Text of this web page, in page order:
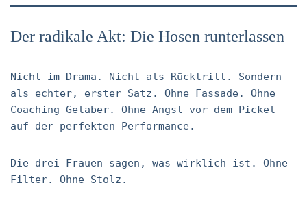
Der radikale Akt: Die Hosen runterlassen
Nicht im Drama. Nicht als Rücktritt. Sondern
als echter, erster Satz. Ohne Fassade. Ohne
Coaching-Gelaber. Ohne Angst vor dem Pickel
auf der perfekten Performance.
Die drei Frauen sagen, was wirklich ist. Ohne
Filter. Ohne Stolz.